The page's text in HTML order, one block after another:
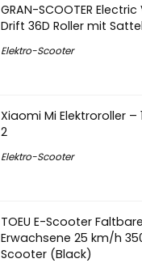
GRAN-SCOOTER
Drift 36D Roller mit Sattel
Elektro-Scooter
Xiaomi Mi Elektroroller –
2
Elektro-Scooter
TOEU E-Scooter
Erwachsene 25 km/h
Scooter (Black)